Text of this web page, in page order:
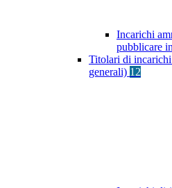
Incarichi
pubblicare
Titolari di
generali) 12